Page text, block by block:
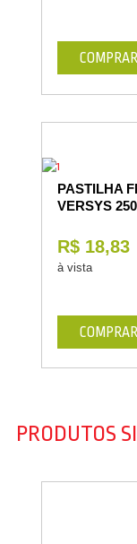
COMPRAR
PASTILHA
VERSYS
R$ 18,83
à vista
COMPRAR
PRODUTOS